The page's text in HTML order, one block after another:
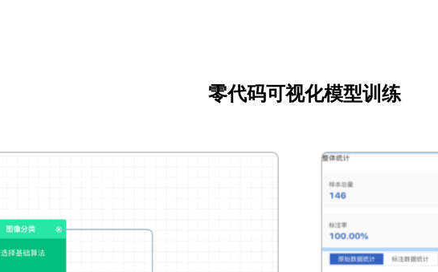
零代码可视化模型训练